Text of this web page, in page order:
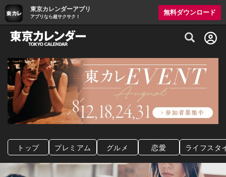
東京カレンダーアプリ
アプリなら超サクサク！
無料ダウンロード
グルメ情報・プレミアムレストラン予約
トップ プレミアム グルメ 恋愛 ライフスタ